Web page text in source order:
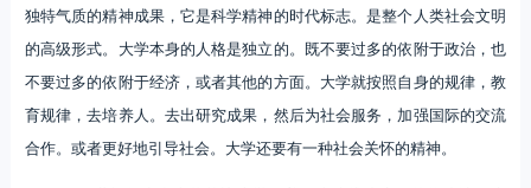
独特气质的精神成果，它是科学精神的时代标志。是整个人类社会文明
的高级形式。大学本身的人格是独立的。既不要过多的依附于政治，也
不要过多的依附于经济，或者其他的方面。大学就按照自身的规律，教
育规律，去培养人。去出研究成果，然后为社会服务，加强国际的交流
合作。或者更好地引导社会。大学还要有一种社会关怀的精神。